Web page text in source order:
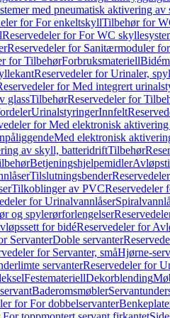
med pneumatisk aktivering av
for For enkeltskyllTilbehør for
Reservedeler for For WC
Reservedeler for Sanitærmoduler
for TilbehørForbruksmateriell
Reservedeler for Urinaler,
for Med integrert
glassTilbehørReservedeler for
UrinalstyringerInnfelt
for Med elektronisk
Med elektronisk
av skyll, batteridriftTilbehør
Betjeningshjelpemidler
Tilslutningsbender
Tilkoblinger av PVCReservedeler
for Urinalvannlåser
og spylerørforlengelser
for bidéReservedeler for
ServanterDoble servanter
for Servanter, småHjørne-
servanterReservedeler for
FestemateriellDekorblending
Baderomsmøbler
for For dobbelservanter